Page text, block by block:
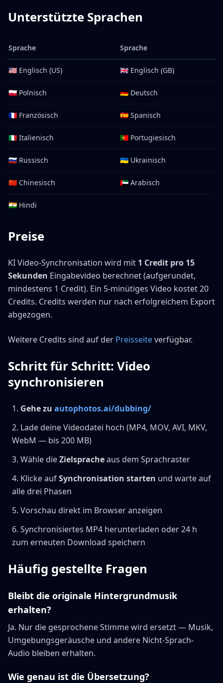
Unterstützte Sprachen
Sprache Sprache
🇺🇸 Englisch (US) 🇬🇧 Englisch (GB)
🇵🇱 Polnisch 🇩🇪 Deutsch
🇫🇷 Französisch 🇪🇸 Spanisch
🇮🇹 Italienisch 🇵🇹 Portugiesisch
🇷🇺 Russisch 🇺🇦 Ukrainisch
🇨🇳 Chinesisch 🇦🇪 Arabisch
🇮🇳 Hindi
Preise
KI Video-Synchronisation wird mit 1 Credit pro 15
Sekunden Eingabevideo berechnet (aufgerundet,
mindestens 1 Credit). Ein 5-minütiges Video kostet 20
Credits. Credits werden nur nach erfolgreichem Export
abgezogen.
Weitere Credits sind auf der Preisseiteverfügbar.
Schritt für Schritt: Video
synchronisieren
Gehe zu autophotos.ai/dubbing/
Lade deine Videodatei hoch (MP4, MOV, AVI, MKV,
WebM — bis 200 MB)
Wähle dieZielspracheaus dem Sprachraster
Klicke aufSynchronisation starten und warte auf
alle drei Phasen
Vorschau direkt im Browser anzeigen
Synchronisiertes MP4 herunterladen oder 24 h
zum erneuten Download speichern
Häufig gestellte Fragen
Bleibt die originale Hintergrundmusik
erhalten?
Ja. Nur die gesprochene Stimme wird ersetzt — Musik,
Umgebungsgeräusche und andere Nicht-Sprach-
Audio bleiben erhalten.
Wie genau ist die Übersetzung?